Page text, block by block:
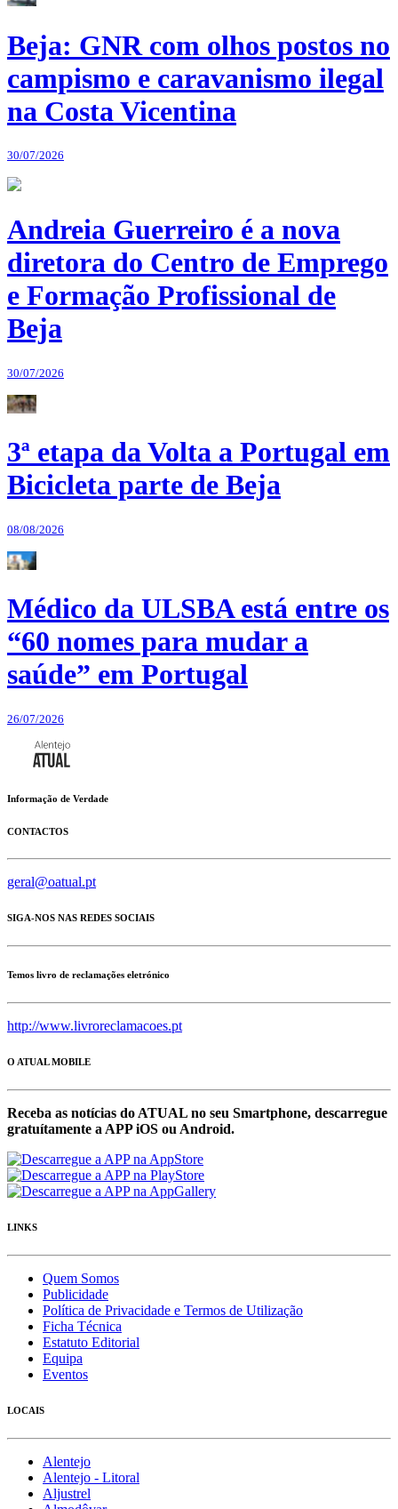
Beja: GNR com olhos postos no
campismo e caravanismo ilegal
na Costa Vicentina
30/07/2026
Andreia Guerreiro é a nova
diretora do Centro de Emprego
e Formação Profissional de
Beja
30/07/2026
3ª etapa da Volta a Portugal em
Bicicleta parte de Beja
08/08/2026
Médico da ULSBA está entre os
“60 nomes para mudar a
saúde” em Portugal
26/07/2026
Informação de Verdade
CONTACTOS
geral@oatual.pt
SIGA-NOS NAS REDES SOCIAIS
Temos livro de reclamações eletrónico
http://www.livroreclamacoes.pt
O ATUAL MOBILE
Receba as notícias do ATUAL no seu Smartphone, descarregue
gratuítamente a APP iOS ou Android.
LINKS
Quem Somos
Publicidade
Política de Privacidade e Termos de Utilização
Ficha Técnica
Estatuto Editorial
Equipa
Eventos
LOCAIS
Alentejo
Alentejo - Litoral
Aljustrel